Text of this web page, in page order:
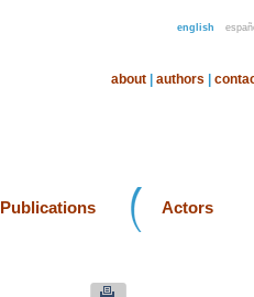
english
about authors
Publications Actors